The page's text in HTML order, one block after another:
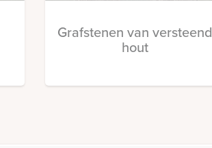
Grafstenen van versteend
hout